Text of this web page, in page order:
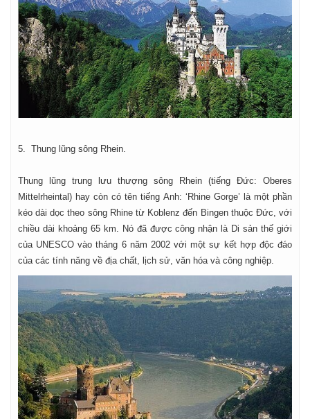
5. Thung lũng sông Rhein.
Thung lũng trung lưu thượng sông Rhein (tiếng Đức: Oberes
Mittelrheintal) hay còn có tên tiếng Anh: ‘Rhine Gorge’ là một phần
kéo dài dọc theo sông Rhine từ Koblenz đến Bingen thuộc Đức, với
chiều dài khoảng 65 km. Nó đã được công nhận là Di sản thế giới
của UNESCO vào tháng 6 năm 2002 với một sự kết hợp độc đáo
của các tính năng về địa chất, lịch sử, văn hóa và công nghiệp.